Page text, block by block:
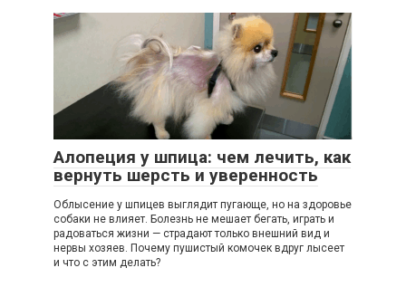
Алопеция у шпица: чем лечить, как
вернуть шерсть и уверенность
Облысение у шпицев выглядит пугающе, но на здоровье
собаки не влияет. Болезнь не мешает бегать, играть и
радоваться жизни — страдают только внешний вид и
нервы хозяев. Почему пушистый комочек вдруг лысеет
и что с этим делать?